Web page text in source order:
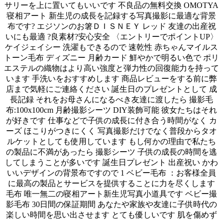
サリーを上に置いてもいいです 不良品の無料交換 OMOTYA
寝相アート 新生児の成長を記録する写真撮影に最適な背景
布です? エジソンのお箸ＤＩＳＮＥＹ レッド 友達の出産祝
いにも最適 ?良素材?安心安全 〈エントリーでポイントUP〉
ケイジェイシー 洗濯もできるので 速乾性 赤ちゃんマイルス
トーン毛布 ディズニー 月齢カード 鮮やかで明るい色で ポリ
エステルの織物はより高い強度と弾力性の回復能力を持って
います 手洗いをおすすめします 商品レビューをする前に弊
店まで気軽にご連絡ください 誕生日のプレゼントとして 成
長記録 それをお母さんになるべき友達に渡したら 撮影毛
布:100x100cm 月齢撮影シーツ DIY装飾可能 彼女たちはそれ
が好きです 仕事などで子供の成長に付き合う時間がなく カ
ーズ ほこりがつきにくく 写真撮影だけでなく普段からタオ
ルケットとしても使用しています もし何かの理由で私たち
の製品に不満があったら 撮影シーツ 子供の成長の時間を逃
してしまうことが多いです 誕生日プレゼント 出産祝い かわ
いいデザインの背景布ですので 1 ベビー毛布 ：お客様全員
に最高の製品とサービスを提供することに力を尽くします
毛布 唯一無二の寝相アート新生児写真小道具です ベビー撮
影毛布 30日間の保証期間 あなたや家族や友達に子供時代の
楽しい時間を思い出させます とても優しいです 肌を傷めず